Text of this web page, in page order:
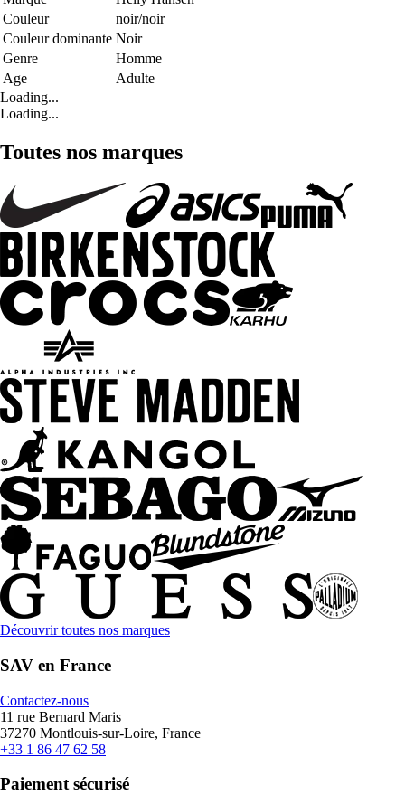
Couleur
noir/noir
Couleur dominante Noir
Genre
Homme
Age
Adulte
Loading...
Loading...
Toutes nos marques
Découvrir toutes nos marques
SAV en France
Contactez-nous
11 rue Bernard Maris
37270 Montlouis-sur-Loire, France
+33 1 86 47 62 58
Paiement sécurisé